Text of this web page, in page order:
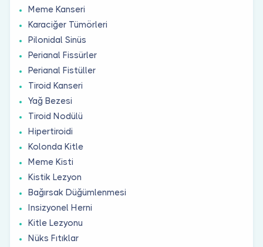
Meme Kanseri
Karaciğer Tümörleri
Pilonidal Sinüs
Perianal Fissürler
Perianal Fistüller
Tiroid Kanseri
Yağ Bezesi
Tiroid Nodülü
Hipertiroidi
Kolonda Kitle
Meme Kisti
Kistik Lezyon
Bağırsak Düğümlenmesi
Insizyonel Herni
Kitle Lezyonu
Nüks Fıtıklar